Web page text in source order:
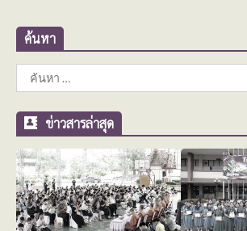
ค้นหา
ค้นหา
สำหรับ:
ข่าวสารล่าสุด